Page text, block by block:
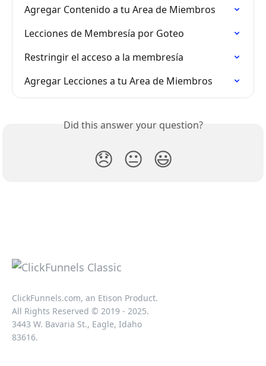
Agregar Contenido a tu Area de Miembros
Lecciones de Membresía por Goteo
Restringir el acceso a la membresía
Agregar Lecciones a tu Area de Miembros
Did this answer your question?
😞 😐 😃
ClickFunnels.com, an Etison Product.
All Rights Reserved © 2019 - 2025.
3443 W. Bavaria St., Eagle, Idaho
83616.